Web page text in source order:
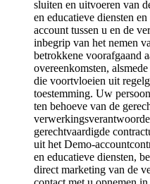
sluiten en uitvoeren van
en educatieve diensten
account tussen u en de
inbegrip van het nemen
betrokkene voorafgaand
overeenkomsten,
die voortvloeien uit
toestemming. Uw
ten behoeve van de
gerechtvaardigde
uit het Demo-
en educatieve diensten,
direct marketing van de